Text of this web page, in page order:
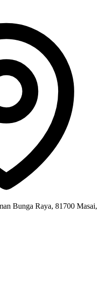
Bunga Raya, 81700 Masai,